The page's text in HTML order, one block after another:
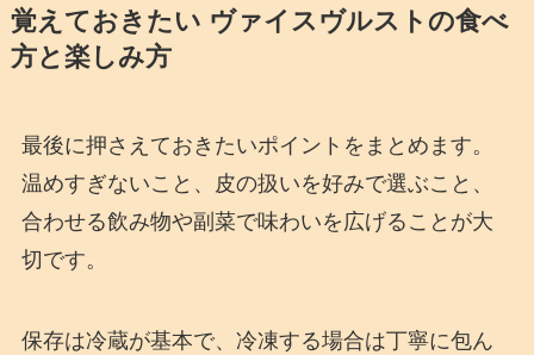
覚えておきたい ヴァイスヴルストの食べ
方と楽しみ方
最後に押さえておきたいポイントをまとめます。
温めすぎないこと、皮の扱いを好みで選ぶこと、
合わせる飲み物や副菜で味わいを広げることが大
切です。
保存は冷蔵が基本で、冷凍する場合は丁寧に包ん